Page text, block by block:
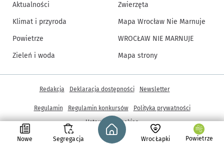
Nowe Segregacja
Strona główna - wroclaw.pl
WrocŁapki Powietrze
Aktualności
Klimat i przyroda
Powietrze
Zieleń i woda
Zwierzęta
Mapa Wrocław Nie Marnuje
WROCŁAW NIE MARNUJE
Mapa strony
© Copyright 2005-2026, ARAW S.A., Gmina Wrocław
Inne informacje
Redakcja Deklaracja dostępności Newsletter
Regulamin Regulamin konkursów
Polityka prywatności
Ustawienia cookies